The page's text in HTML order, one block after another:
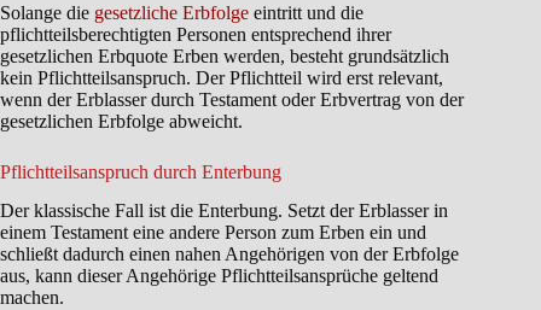
Solange die gesetzliche Erbfolge eintritt und die
pflichtteilsberechtigten Personen entsprechend ihrer
gesetzlichen Erbquote Erben werden, besteht grundsätzlich
kein Pflichtteilsanspruch. Der Pflichtteil wird erst relevant,
wenn der Erblasser durch Testament oder Erbvertrag von der
gesetzlichen Erbfolge abweicht.
Pflichtteilsanspruch durch Enterbung
Der klassische Fall ist die Enterbung. Setzt der Erblasser in
einem Testament eine andere Person zum Erben ein und
schließt dadurch einen nahen Angehörigen von der Erbfolge
aus, kann dieser Angehörige Pflichtteilsansprüche geltend
machen.